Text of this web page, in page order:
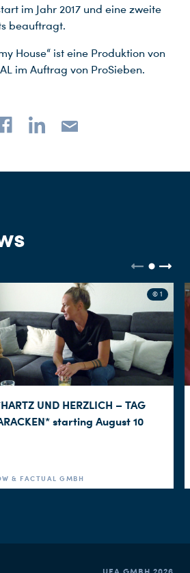
im Jahr 2017 und eine zweite
beauftragt.
House“ ist eine Produktion von
im Auftrag von ProSieben.
© 1
UND HERZLICH – TAG
starting August 10
& FACTUAL GMBH